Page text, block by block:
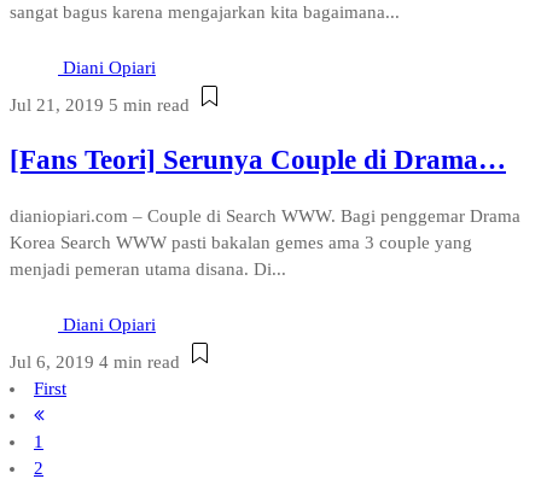
sangat bagus karena mengajarkan kita bagaimana...
Diani Opiari
Jul 21, 2019 5 min read
[Fans Teori] Serunya Couple di Drama…
dianiopiari.com – Couple di Search WWW. Bagi penggemar Drama
Korea Search WWW pasti bakalan gemes ama 3 couple yang
menjadi pemeran utama disana. Di...
Diani Opiari
Jul 6, 2019 4 min read
First
1
2